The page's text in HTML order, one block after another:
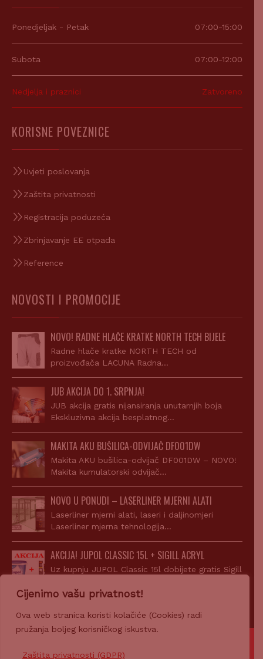
Cijenimo vašu privatnost!
Ova web stranica koristi kolačiće (Cookies) radi
pružanja boljeg korisničkog iskustva.
Zaštita privatnosti (GDPR)
Ponedjeljak - Petak 07:00-15:00
Subota 07:00-12:00
Nedjelja i praznici Zatvoreno
KORISNE POVEZNICE
Uvjeti poslovanja
Zaštita privatnosti
Registracija poduzeća
Zbrinjavanje EE otpada
Reference
NOVOSTI I PROMOCIJE
NOVO! RADNE HLAČE KRATKE NORTH TECH BIJELE
Radne hlače kratke NORTH TECH od
proizvođača LACUNA Radna…
JUB AKCIJA DO 1. SRPNJA!
JUB akcija gratis nijansiranja unutarnjih boja
Ekskluzivna akcija besplatnog…
MAKITA AKU BUŠILICA-ODVIJAČ DF001DW
Makita AKU bušilica-odvijač DF001DW – NOVO!
Makita kumulatorski odvijač…
NOVO U PONUDI – LASERLINER MJERNI ALATI
Laserliner mjerni alati, laseri i daljinomjeri
Laserliner mjerna tehnologija…
AKCIJA! JUPOL CLASSIC 15L + SIGILL ACRYL
Uz kupnju JUPOL Classic 15l dobijete gratis Sigill